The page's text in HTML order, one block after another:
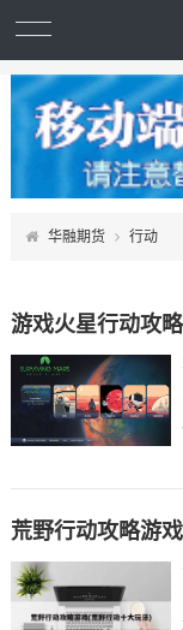
华融期货 行动
游戏火星行动攻
荒野行动攻略游